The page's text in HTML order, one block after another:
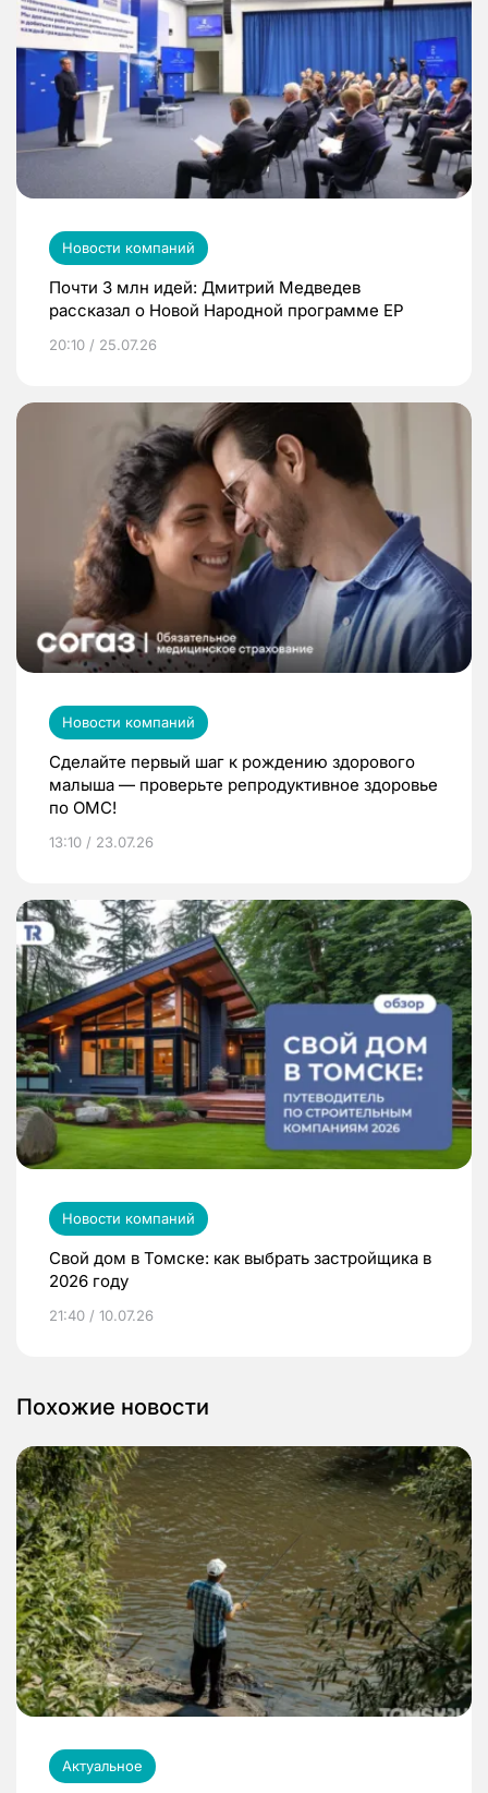
Новости компаний
Почти 3 млн идей: Дмитрий Медведев
рассказал о Новой Народной программе ЕР
20:10 / 25.07.26
Новости компаний
Сделайте первый шаг к рождению здорового
малыша — проверьте репродуктивное здоровье
по ОМС!
13:10 / 23.07.26
Новости компаний
Свой дом в Томске: как выбрать застройщика в
2026 году
21:40 / 10.07.26
Похожие новости
Актуальное